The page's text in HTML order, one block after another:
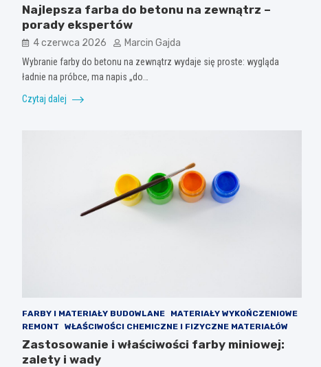
Najlepsza farba do betonu na zewnątrz –
porady ekspertów
4 czerwca 2026 Marcin Gajda
Wybranie farby do betonu na zewnątrz wydaje się proste: wygląda
ładnie na próbce, ma napis „do…
Czytaj dalej
FARBY I MATERIAŁY BUDOWLANE
MATERIAŁY WYKOŃCZENIOWE
REMONT
WŁAŚCIWOŚCI CHEMICZNE I FIZYCZNE MATERIAŁÓW
Zastosowanie i właściwości farby miniowej:
zalety i wady